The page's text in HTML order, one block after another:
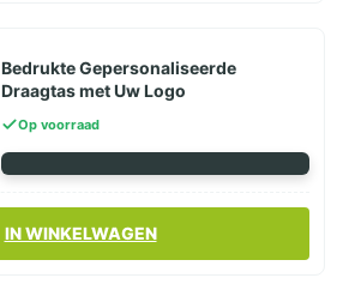
Bedrukte Gepersonaliseerde
Draagtas met Uw Logo
Op voorraad
IN WINKELWAGEN